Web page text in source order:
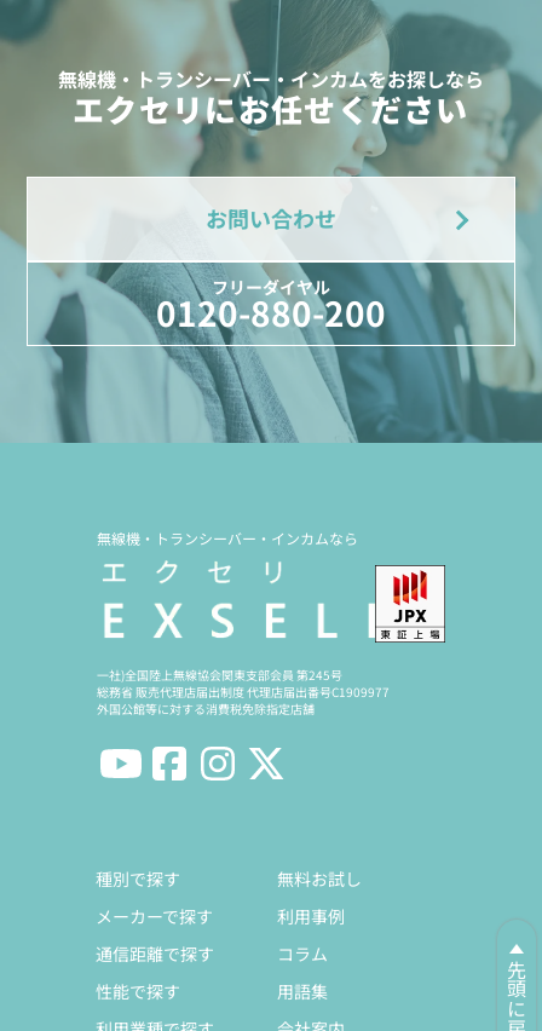
無線機・トランシーバー・インカムをお探しなら
エクセリにお任せください
お問い合わせ
フリーダイヤル
0120-880-200
先頭に戻る
無線機・トランシーバー・インカムなら
一社)全国陸上無線協会関東支部会員 第245号
総務省 販売代理店届出制度 代理店届出番号C1909977
外国公館等に対する消費税免除指定店舗
種別で探す
メーカーで探す
通信距離で探す
性能で探す
無料お試し
利用事例
コラム
用語集